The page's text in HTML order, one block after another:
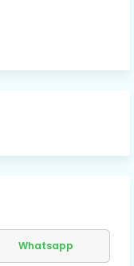
Whatsapp